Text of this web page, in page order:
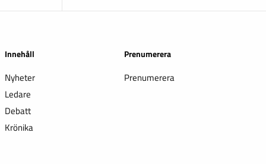
Innehåll
Nyheter
Ledare
Debatt
Krönika
Prenumerera
Prenumerera